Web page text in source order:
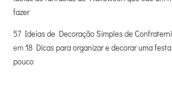
fazer
57 Ideias de Decoração Simples de
em18 Dicas para organizar e decorar uma
pouco